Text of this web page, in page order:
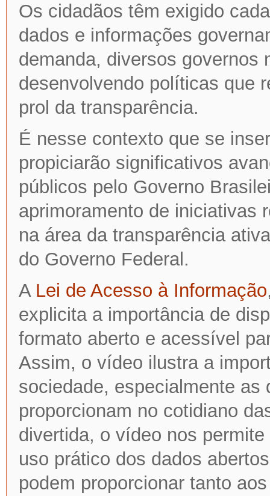
Os cidadãos têm exigido
dados e informações
demanda, diversos governos
desenvolvendo políticas que
prol da transparência.
É nesse contexto que se
propiciarão significativos
públicos pelo Governo
aprimoramento de iniciativas
na área da transparência
do Governo Federal.
A Lei de Acesso à Informação
explicita a importância de
formato aberto e acessível
Assim, o vídeo ilustra a
sociedade, especialmente as
proporcionam no cotidiano
divertida, o vídeo nos
uso prático dos dados
podem proporcionar tanto